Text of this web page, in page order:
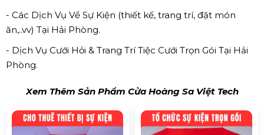
- Các Dịch Vụ Về Sự Kiện (thiết kế, trang trí, đặt món
ăn,..vv) Tại Hải Phòng.
- Dịch Vụ Cưới Hỏi & Trang Trí Tiệc Cưới Trọn Gói Tại Hải
Phòng.
Xem Thêm Sản Phẩm Cửa Hoàng Sa Việt Tech